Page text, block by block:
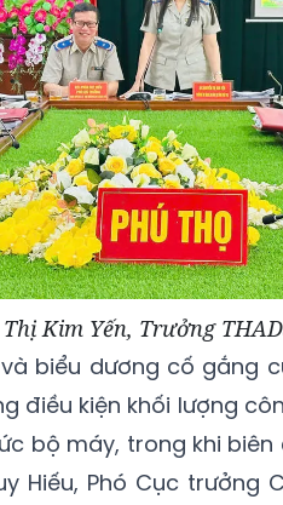
Kim Yến, Trưởng
biểu dương cố gắng
điều kiện khối lượng
bộ máy, trong khi
Hiếu, Phó Cục trưởng